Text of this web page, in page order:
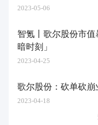
2023-05-06
智氪丨歌尔股份市
暗时刻」
2023-04-25
歌尔股份：砍单砍
2023-04-18